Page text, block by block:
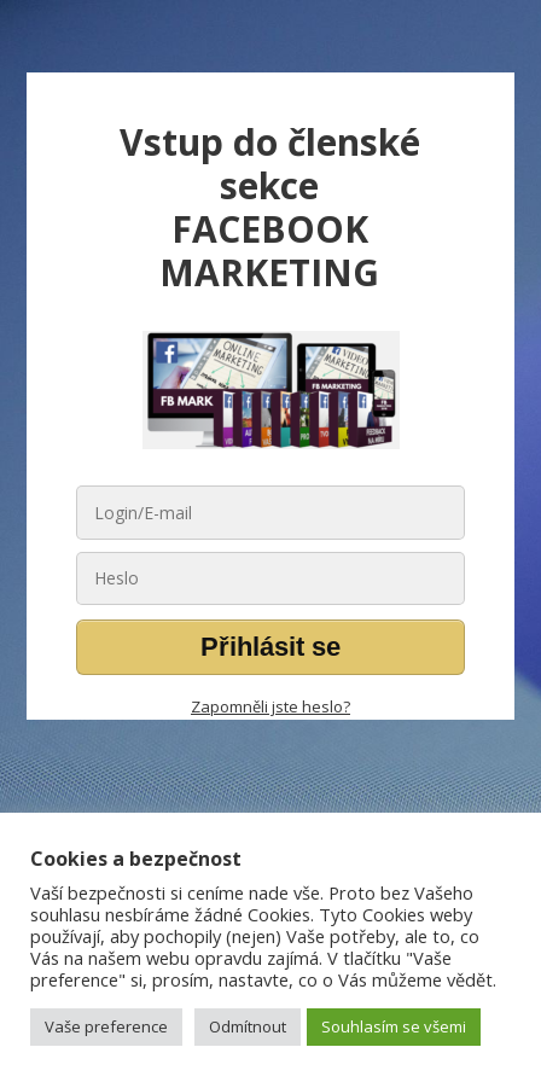
Vstup do členské
sekce
FACEBOOK
MARKETING
Přihlásit se
Zapomněli jste heslo?
Cookies a bezpečnost
Vaší bezpečnosti si ceníme nade vše. Proto bez Vašeho
souhlasu nesbíráme žádné Cookies. Tyto Cookies weby
používají, aby pochopily (nejen) Vaše potřeby, ale to, co
Vás na našem webu opravdu zajímá. V tlačítku "Vaše
preference" si, prosím, nastavte, co o Vás můžeme vědět.
Vaše preference Odmítnout Souhlasím se všemi